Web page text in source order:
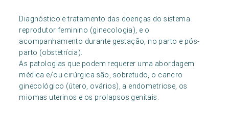
Diagnóstico e tratamento das doenças do sistema
reprodutor feminino (ginecologia), e o
acompanhamento durante gestação, no parto e pós-
parto (obstetrícia).
As patologias que podem requerer uma abordagem
médica e/ou cirúrgica são, sobretudo, o cancro
ginecológico (útero, ovários), a endometriose, os
miomas uterinos e os prolapsos genitais.